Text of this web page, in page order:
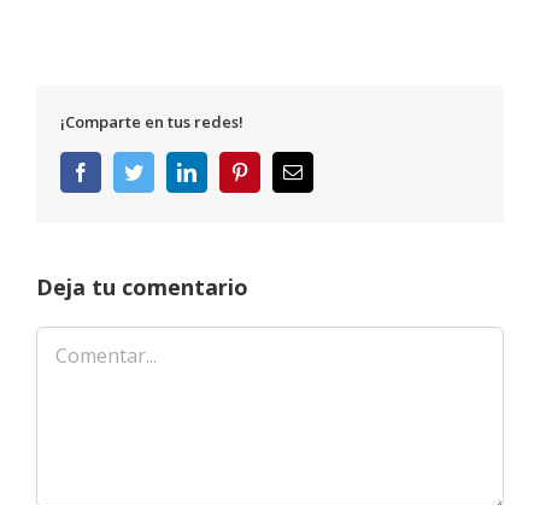
¡Comparte en tus redes!
FacebookTwitterLinkedInPinterestCorreo
electrónico
Deja tu comentario
Comentar